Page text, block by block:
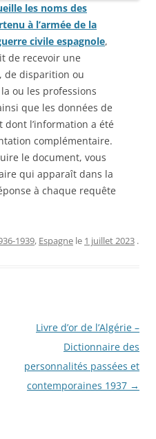
les noms des
à l’armée de la
civile espagnole,
de recevoir une
de disparition ou
ou les professions
que les données de
l’information a été
complémentaire.
le document, vous
qui apparaît dans la
à chaque requête
1939, Espagne le 1 juillet 2023 .
Livre d’or de l’Algérie –
Dictionnaire des
personnalités passées et
contemporaines 1937 →